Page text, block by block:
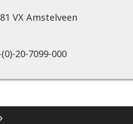
VX Amstelveen
20-7099-000